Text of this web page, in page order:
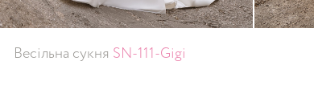
Весільна сукня SN-111-Gigi